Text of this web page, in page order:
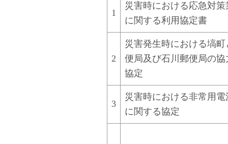
1
災害時における応急対
に関する利用協定書
2
災害発生時における塙
便局及び石川郵便局の
協定
3
災害時における非常用
に関する協定